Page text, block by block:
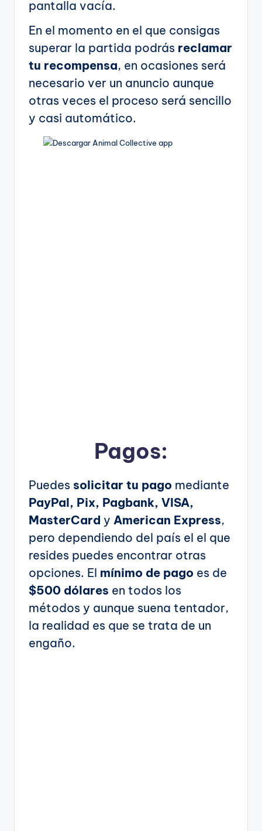
pantalla vacía.
En el momento en el que consigas
superar la partida podrás reclamar
tu recompensa, en ocasiones será
necesario ver un anuncio aunque
otras veces el proceso será sencillo
y casi automático.
Pagos:
Puedes solicitar tu pago mediante
PayPal, Pix, Pagbank, VISA,
MasterCard y American Express,
pero dependiendo del país el el que
resides puedes encontrar otras
opciones. El mínimo de pago es de
$500 dólares en todos los
métodos y aunque suena tentador,
la realidad es que se trata de un
engaño.